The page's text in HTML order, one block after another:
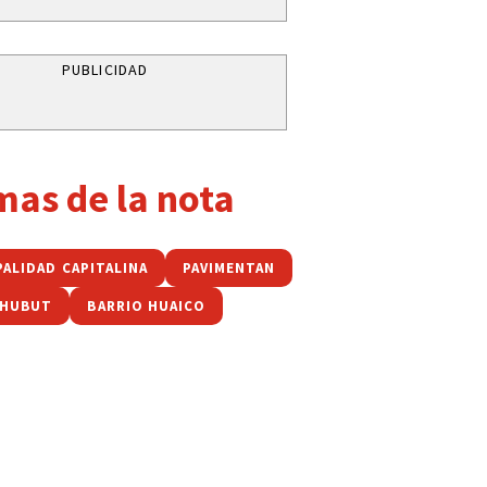
PUBLICIDAD
de la nota
CAPITALINA PAVIMENTAN
BARRIO HUAICO